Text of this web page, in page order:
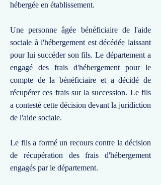
hébergée en établissement.
Une personne âgée bénéficiaire de l'aide
sociale à l'hébergement est décédée laissant
pour lui succéder son fils. Le département a
engagé des frais d'hébergement pour le
compte de la bénéficiaire et a décidé de
récupérer ces frais sur la succession. Le fils
a contesté cette décision devant la juridiction
de l'aide sociale.
Le fils a formé un recours contre la décision
de récupération des frais d'hébergement
engagés par le département.